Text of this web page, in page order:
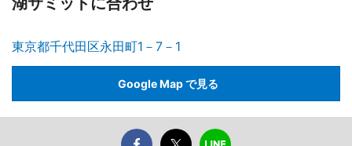
東京都千代田区永田町1－7－1
Google Map で見る